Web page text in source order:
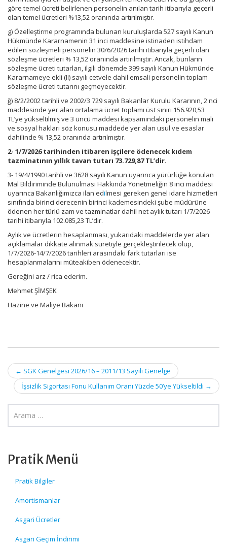
göre temel ücreti belirlenen personelin anılan tarih itibarıyla geçerli
olan temel ücretleri %13,52 oranında artırılmıştır.
g) Özelleştirme programında bulunan kuruluşlarda 527 sayılı Kanun
Hükmünde Kararnamenin 31 inci maddesine istinaden istihdam
edilen sözleşmeli personelin 30/6/2026 tarihi itibarıyla geçerli olan
sözleşme ücretleri % 13,52 oranında artırılmıştır. Ancak, bunların
sözleşme ücreti tutarları, ilgili dönemde 399 sayılı Kanun Hükmünde
Kararnameye ekli (II) sayılı cetvele dahil emsali personelin toplam
sözleşme ücreti tutarını geçmeyecektir.
ğ) 8/2/2002 tarihli ve 2002/3 729 sayılı Bakanlar Kurulu Kararının, 2 nci
maddesinde yer alan ortalama ücret toplamı üst sınırı 156.920,53
TL’ye yükseltilmiş ve 3 üncü maddesi kapsamındaki personelin mali
ve sosyal hakları söz konusu maddede yer alan usul ve esaslar
dahilinde % 13,52 oranında artırılmıştır.
2- 1/7/2026 tarihinden itibaren işçilere ödenecek kıdem
tazminatının yıllık tavan tutarı 73.729,87 TL’dir.
3- 19/4/1990 tarihli ve 3628 sayılı Kanun uyarınca yürürlüğe konulan
Mal Bildiriminde Bulunulması Hakkında Yönetmeliğin 8 inci maddesi
uyarınca Bakanlığımızca ilan edilmesi gereken genel idare hizmetleri
sınıfında birinci derecenin birinci kademesindeki şube müdürüne
ödenen her türlü zam ve tazminatlar dahil net aylık tutarı 1/7/2026
tarihi itibarıyla 102.085,23 TL’dir.
Aylık ve ücretlerin hesaplanması, yukarıdaki maddelerde yer alan
açıklamalar dikkate alınmak suretiyle gerçekleştirilecek olup,
1/7/2026-14/7/2026 tarihleri arasındaki fark tutarları ise
hesaplanmalarını müteakiben ödenecektir.
Gereğini arz / rica ederim.
Mehmet ŞİMŞEK
Hazine ve Maliye Bakanı
Post
navigation
← SGK Genelgesi 2026/16 – 2011/13 Sayılı Genelge
İşsizlik Sigortası Fonu Kullanım Oranı Yüzde 50’ye Yükseltildi →
Pratik Menü
Pratik Bilgiler
Amortismanlar
Asgari Ücretler
Asgari Geçim İndirimi